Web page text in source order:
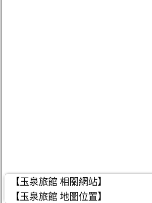
【玉泉旅館 相關網站】
【玉泉旅館 地圖位置】